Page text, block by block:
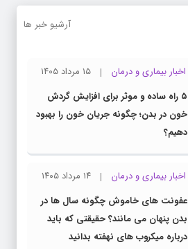
آرشیو خبر ها
اخبار بیماری و درمان
۱۵ مرداد ۱۴۰۵
۵ راه ساده و موثر برای افزایش گردش
خون در بدن؛ چگونه جریان خون را بهبود
دهیم؟
اخبار بیماری و درمان
۱۴ مرداد ۱۴۰۵
عفونت های خاموش چگونه سال ها در
بدن پنهان می مانند؟ حقیقتی که باید
درباره میکروب های نهفته بدانید